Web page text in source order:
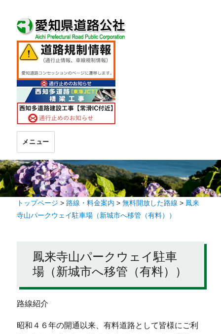
メニュー
トップページ > 路線・料金案内 >無料開放した路線 > 鳳来
寺山パークウェイ駐車場（新城市へ移管（有料））
鳳来寺山パークウェイ駐車
場（新城市へ移管（有料））
路線紹介
昭和４６年の開通以来、有料道路として皆様にご利